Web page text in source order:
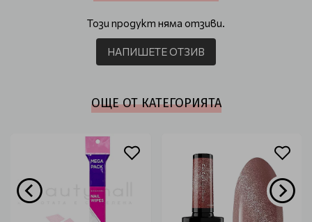
Този продукт няма отзиви.
НАПИШЕТЕ ОТЗИВ
ОЩЕ ОТ КАТЕГОРИЯТА